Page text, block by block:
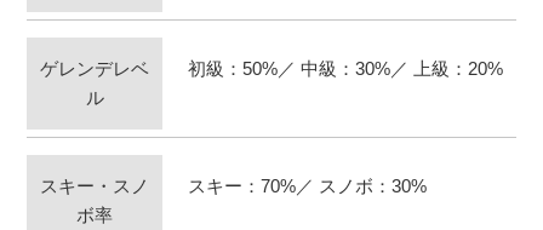
ゲレンデレベ
ル
初級：50%／ 中級：30%／ 上級：20%
スキー・スノ
ボ率
スキー：70%／ スノボ：30%